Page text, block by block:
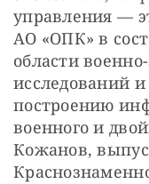
управления —
АО «ОПК» в
области
исследований
построению
военного и
Кожанов,